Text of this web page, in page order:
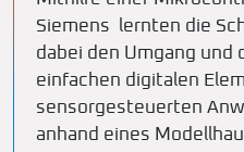
Siemens lernten die
dabei den Umgang und
einfachen digitalen
sensorgesteuerten
anhand eines